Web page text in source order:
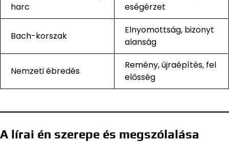
harc
eségérzet
Bach-korszak
Elnyomottság, bizonyt
alanság
Nemzeti ébredés
Remény, újraépítés, fel
elősség
A lírai én szerepe és megszólalása